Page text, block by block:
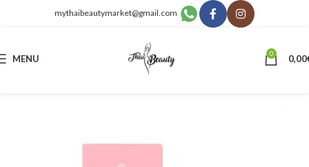
mythaibeautymarket@gmail.com
MENU 0 0,00